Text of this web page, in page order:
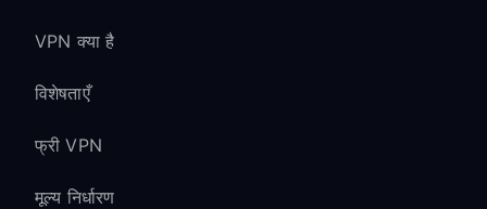
Multiplayer Gaming
NAT Type Considerations:
VPN का उपयोग करते समय NAT Type
अधिकांश games इन NAT types के साथ भी
VPN क्या है
विशेषताएँ
फ्री VPN
मूल्य निर्धारण